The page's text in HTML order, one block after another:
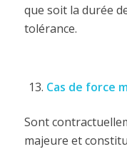
que soit la durée
tolérance.
Cas de force
Sont
majeure et